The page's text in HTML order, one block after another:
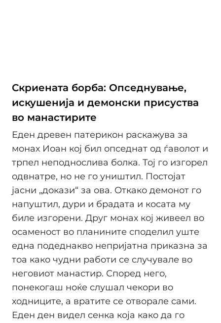
Скриената борба: Опседнување,
искушенија и демонски присуства
во манастирите
Еден древен патерикон раскажува за
монах Иоан кој бил опседнат од ѓаволот и
трпел неподнослива болка. Тој го изгорел
одвнатре, но не го уништил. Постојат
јасни „докази“ за ова. Откако демонот го
напуштил, дури и брадата и косата му
биле изгорени. Друг монах кој живеел во
осаменост во планините споделил уште
една подеднакво непријатна приказна за
тоа како чудни работи се случувале во
неговиот манастир. Според него,
понекогаш ноќе слушал чекори во
ходниците, а вратите се отворале сами.
Еден ден видел сенка која како да го